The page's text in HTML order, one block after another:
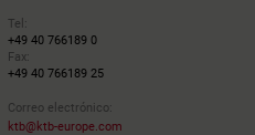
Tel:
+49 40 766189 0
Fax:
+49 40 766189 25
Correo electrónico:
ktb@ktb-europe.com